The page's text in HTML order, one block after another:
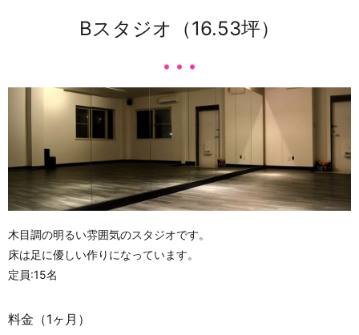
Bスタジオ（16.53坪）
木目調の明るい雰囲気のスタジオです。
床は足に優しい作りになっています。
定員:15名
料金（1ヶ月）